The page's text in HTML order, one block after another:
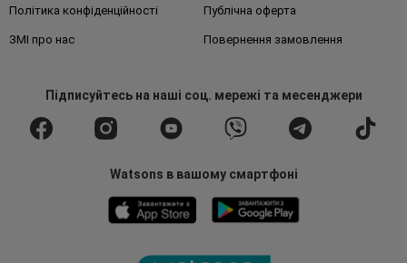
Політика конфіденційності Публічна оферта
ЗМІ про нас Повернення замовлення
Підписуйтесьна наші соц. мережі та месенджери
Watsons в вашому смартфоні